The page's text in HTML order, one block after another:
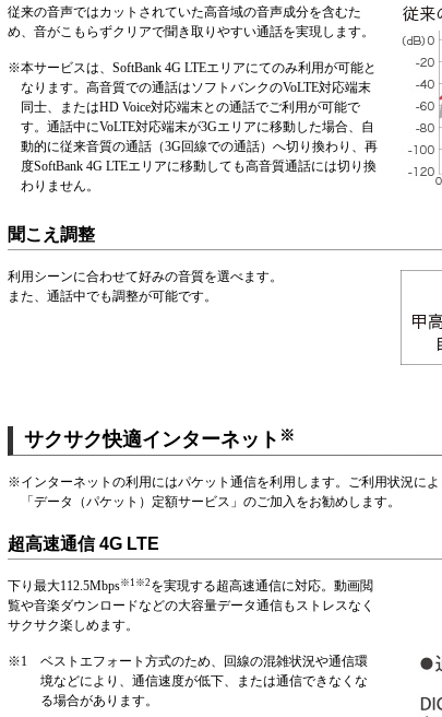
従来の音声ではカットされていた高音域の音声成分を含むた
め、音がこもらずクリアで聞き取りやすい通話を実現します。
※本サービスは、SoftBank 4G LTEエリアにてのみ利用が可能と
なります。高音質での通話はソフトバンクのVoLTE対応端末
同士、またはHD Voice対応端末との通話でご利用が可能で
す。通話中にVoLTE対応端末が3Gエリアに移動した場合、自
動的に従来音質の通話（3G回線での通話）へ切り換わり、再
度SoftBank 4G LTEエリアに移動しても高音質通話には切り換
わりません。
聞こえ調整
利用シーンに合わせて好みの音質を選べます。
また、通話中でも調整が可能です。
サクサク快適インターネット ※
※インターネットの利用にはパケット通信を利用します。ご利用状況に
「データ（パケット）定額サービス」のご加入をお勧めします。
超高速通信 4G LTE
下り最大112.5Mbps※1※2 を実現する超高速通信に対応。動画閲
覧や音楽ダウンロードなどの大容量データ通信もストレスなく
サクサク楽しめます。
※1
ベストエフォート方式のため、回線の混雑状況や通信環
境などにより、通信速度が低下、または通信できなくな
る場合があります。